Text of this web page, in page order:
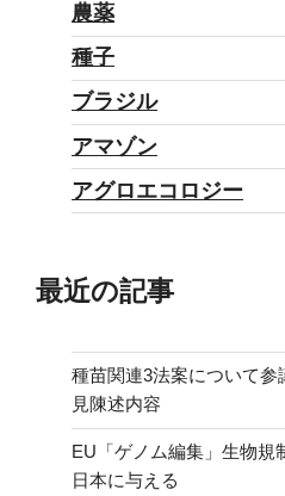
農薬
種子
ブラジル
アマゾン
アグロエコロジー
最近の記事
種苗関連3法案について
見陳述内容
EU「ゲノム編集」生物規
日本に与える